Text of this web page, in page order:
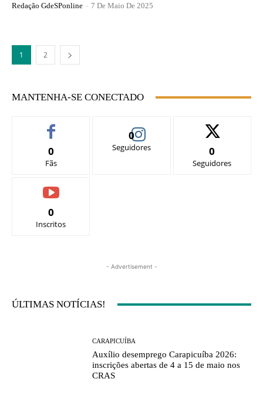
Redação GdeSPonline - 7 De Maio De 2025
1 2
MANTENHA-SE CONECTADO
0
Fãs
0
Seguidores 0
Seguidores
0
Inscritos
- Advertisement -
ÚLTIMAS NOTÍCIAS!
CARAPICUÍBA
Auxílio desemprego Carapicuíba 2026:
inscrições abertas de 4 a 15 de maio nos
CRAS